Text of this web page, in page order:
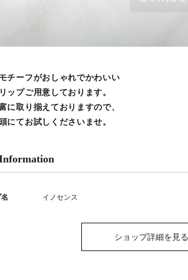
チーフがおしゃれでかわいい
ップご用意しております。
に取り揃えておりますので、
にてお試しくださいませ。
イノセンス
ショップ詳細を見る